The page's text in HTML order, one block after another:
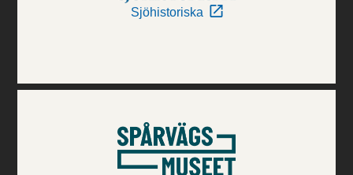
Sjöhistoriska